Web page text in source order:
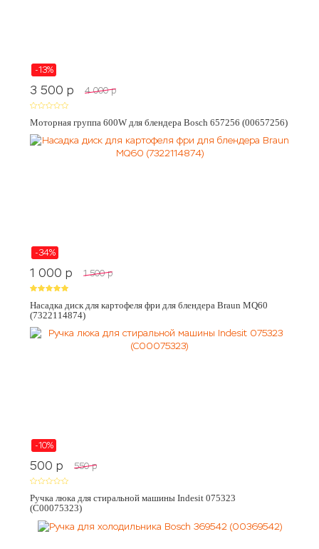
-13%
3 500 p 4 000 p
Моторная группа 600W для блендера Bosch 657256 (00657256)
-34%
1 000 p 1 500 p
Насадка диск для картофеля фри для блендера Braun MQ60
(7322114874)
-10%
500 p 550 p
Ручка люка для стиральной машины Indesit 075323
(C00075323)